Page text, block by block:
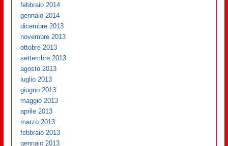
febbraio 2014
gennaio 2014
dicembre 2013
novembre 2013
ottobre 2013
settembre 2013
agosto 2013
luglio 2013
giugno 2013
maggio 2013
aprile 2013
marzo 2013
febbraio 2013
gennaio 2013